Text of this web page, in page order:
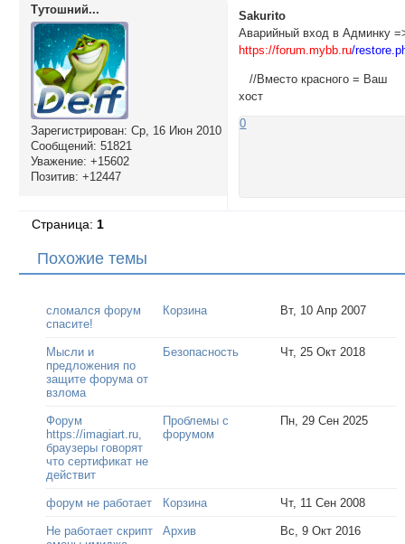
Тутошний...
Зарегистрирован: Ср, 16 Июн 2010
Сообщений: 51821
Уважение: +15602
Позитив: +12447
Sakurito
Аварийный вход в Админку
https://forum.mybb.ru/
//Вместо красного = Ваш
хост
0
Страница: 1
Похожие темы
сломался форум
спасите!
Корзина Вт, 10 Апр 2007
Мысли и
предложения по
защите форума от
взлома
Безопасность Чт, 25 Окт 2018
Форум
https://imagiart.ru,
браузеры говорят
что сертификат не
действит
Проблемы с
форумом
Пн, 29 Сен 2025
форум не работает Корзина Чт, 11 Сен 2008
Не работает скрипт
Архив Вс, 9 Окт 2016